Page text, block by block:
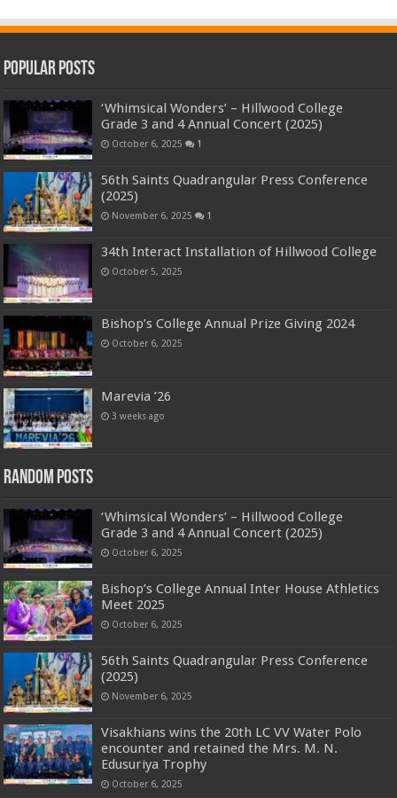
Popular Posts
‘Whimsical Wonders’ – Hillwood College
Grade 3 and 4 Annual Concert (2025)
October 6, 2025 1
56th Saints Quadrangular Press Conference
(2025)
November 6, 2025 1
34th Interact Installation of Hillwood College
October 5, 2025
Bishop’s College Annual Prize Giving 2024
October 6, 2025
Marevia ’26
3 weeks ago
Random Posts
‘Whimsical Wonders’ – Hillwood College
Grade 3 and 4 Annual Concert (2025)
October 6, 2025
Bishop’s College Annual Inter House Athletics
Meet 2025
October 6, 2025
56th Saints Quadrangular Press Conference
(2025)
November 6, 2025
Visakhians wins the 20th LC VV Water Polo
encounter and retained the Mrs. M. N.
Edusuriya Trophy
October 6, 2025